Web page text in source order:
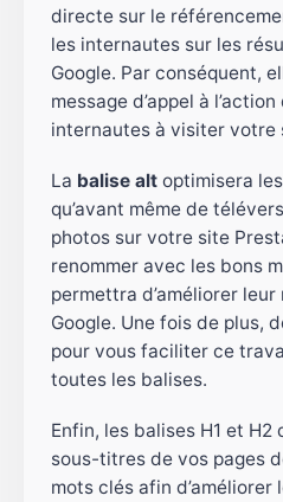
directe sur le
les internautes sur les
Google. Par conséquent,
message d’appel à
internautes à visiter votre
La balise alt optimisera
qu’avant même de
photos sur votre site
renommer avec les bons
permettra d’améliorer
Google. Une fois de plus,
pour vous faciliter ce
toutes les balises.
Enfin, les balises H1 et
sous-titres de vos pages
mots clés afin